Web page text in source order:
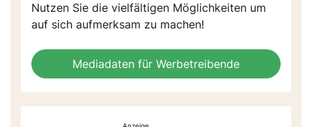
Nutzen Sie die vielfältigen Möglichkeiten um
auf sich aufmerksam zu machen!
Mediadaten für Werbetreibende